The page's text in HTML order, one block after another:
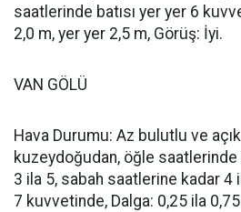
saatlerinde batısı yer yer 6
2,0 m, yer yer 2,5 m, Görüş: İyi.
VAN GÖLÜ
Hava Durumu: Az bulutlu ve
kuzeydoğudan, öğle saatlerinde
3 ila 5, sabah saatlerine kadar 4
7 kuvvetinde, Dalga: 0,25 ila